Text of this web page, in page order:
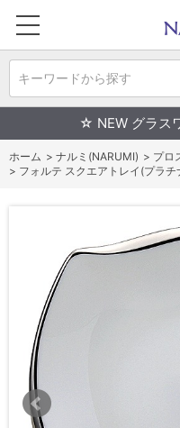
キーワードから探す
☆ NEW グラス
ホーム > ナルミ(NARUMI) > プロ
> フォルテ スクエアトレイ(プラ